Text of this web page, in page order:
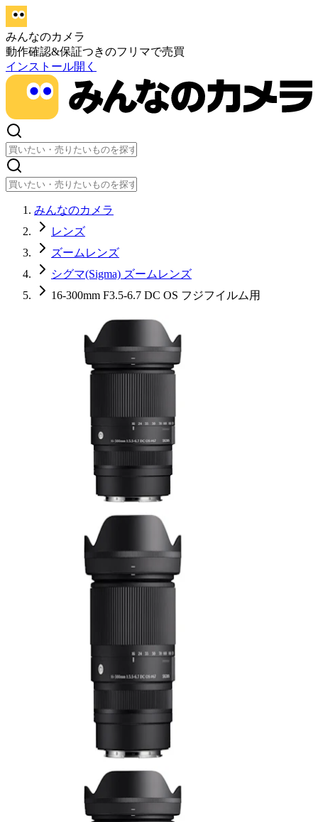
みんなのカメラ
動作確認&保証つきのフリマで売買
インストール開く
みんなのカメラ
レンズ
ズームレンズ
シグマ(Sigma) ズームレンズ
16-300mm F3.5-6.7 DC OS フジフイルム用